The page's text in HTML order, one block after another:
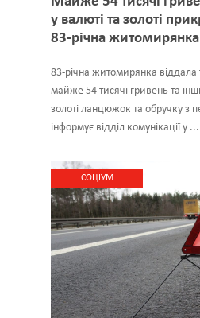
у валюті та золоті
83-річна
83-річна житомирянка
майже 54 тисячі гривень та
золоті ланцюжок та обручку з
інформує відділ комунікації у ...
CОЦІУМ